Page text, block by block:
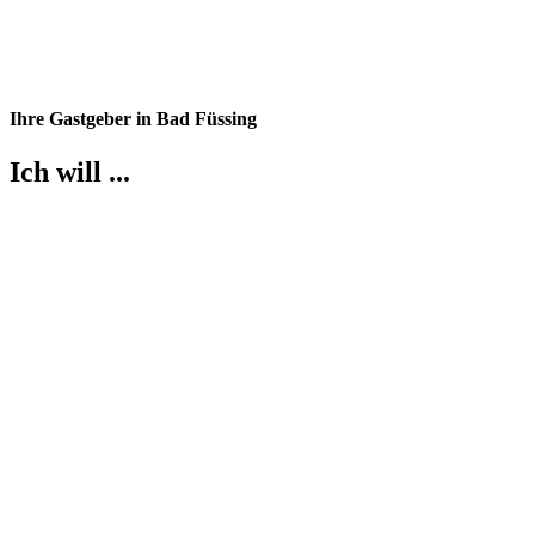
Ihre Gastgeber in Bad Füssing
Ich will ...